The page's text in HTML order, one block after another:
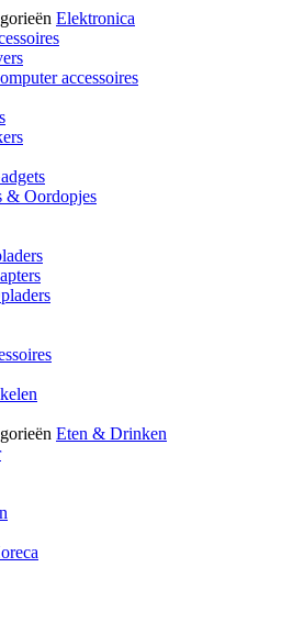
Elektronica
accessoires
& Oordopjes
Eten & Drinken